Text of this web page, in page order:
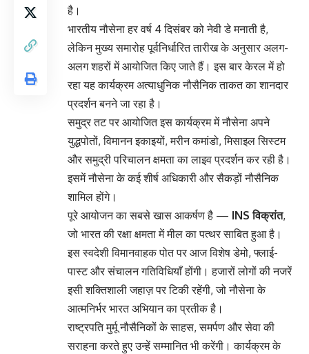
है।
भारतीय नौसेना हर वर्ष 4 दिसंबर को नेवी डे मनाती है,
लेकिन मुख्य समारोह पूर्वनिर्धारित तारीख के अनुसार अलग-
अलग शहरों में आयोजित किए जाते हैं। इस बार केरल में हो
रहा यह कार्यक्रम अत्याधुनिक नौसैनिक ताकत का शानदार
प्रदर्शन बनने जा रहा है।
समुद्र तट पर आयोजित इस कार्यक्रम में नौसेना अपने
युद्धपोतों, विमानन इकाइयों, मरीन कमांडो, मिसाइल सिस्टम
और समुद्री परिचालन क्षमता का लाइव प्रदर्शन कर रही है।
इसमें नौसेना के कई शीर्ष अधिकारी और सैकड़ों नौसैनिक
शामिल होंगे।
पूरे आयोजन का सबसे खास आकर्षण है — INS विक्रांत,
जो भारत की रक्षा क्षमता में मील का पत्थर साबित हुआ है।
इस स्वदेशी विमानवाहक पोत पर आज विशेष डेमो, फ्लाई-
पास्ट और संचालन गतिविधियाँ होंगी। हजारों लोगों की नजरें
इसी शक्तिशाली जहाज़ पर टिकी रहेंगी, जो नौसेना के
आत्मनिर्भर भारत अभियान का प्रतीक है।
राष्ट्रपति मुर्मू नौसैनिकों के साहस, समर्पण और सेवा की
सराहना करते हुए उन्हें सम्मानित भी करेंगी। कार्यक्रम के